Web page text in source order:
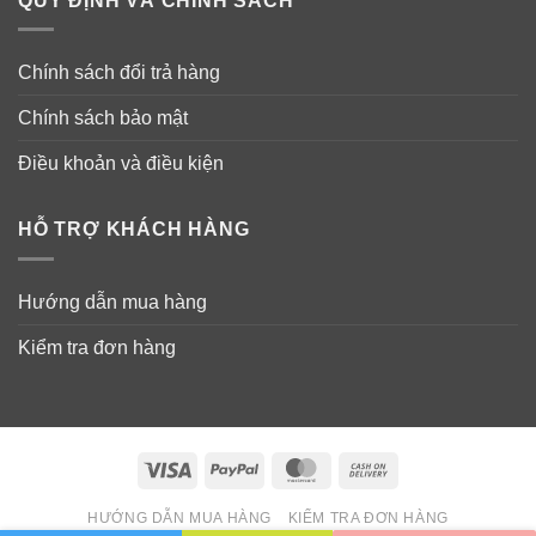
Chính sách đổi trả hàng
Chính sách bảo mật
Điều khoản và điều kiện
HỖ TRỢ KHÁCH HÀNG
Hướng dẫn mua hàng
Kiểm tra đơn hàng
Visa PayPal MasterCard
Delivery
HƯỚNG DẪN MUA HÀNG KIỂM TRA ĐƠN HÀNG